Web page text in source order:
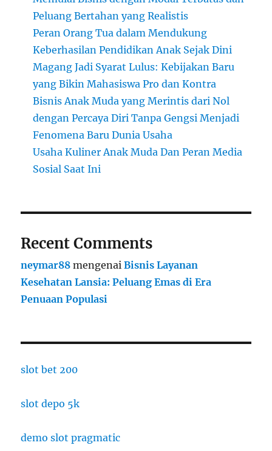
Peluang Bertahan yang Realistis
Peran Orang Tua dalam Mendukung
Keberhasilan Pendidikan Anak Sejak Dini
Magang Jadi Syarat Lulus: Kebijakan Baru
yang Bikin Mahasiswa Pro dan Kontra
Bisnis Anak Muda yang Merintis dari Nol
dengan Percaya Diri Tanpa Gengsi Menjadi
Fenomena Baru Dunia Usaha
Usaha Kuliner Anak Muda Dan Peran Media
Sosial Saat Ini
Recent Comments
neymar88 mengenaiBisnis Layanan
Kesehatan Lansia: Peluang Emas di Era
Penuaan Populasi
slot bet 200
slot depo 5k
demo slot pragmatic